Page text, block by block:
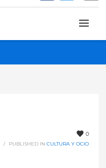
0
/ PUBLISHED IN CULTURA Y OCIO